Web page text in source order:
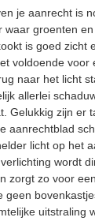
je aanrecht is
waar groenten
is goed zicht
voldoende voor
naar het licht
allerlei
Gelukkig zijn er
aanrechtblad
licht op het
wordt
zorgt zo voor
geen
uitstraling